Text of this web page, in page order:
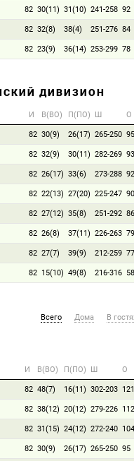
82 30(11) 31(10) 241-258 92
82 32(8) 38(4) 251-276 84
82 23(9) 36(14) 253-299 78
ДИВИЗИОН
И В(ВО) П(ПО) Ш О
82 30(9) 26(17) 265-250 95
82 32(9) 30(11) 282-269 93
82 26(17) 33(6) 273-288 92
82 22(13) 27(20) 225-247 90
82 27(12) 35(8) 251-292 86
82 26(8) 37(11) 226-263 79
82 27(7) 39(9) 212-259 77
82 15(10) 49(8) 216-316 58
Всего Дома В
И В(ВО) П(ПО) Ш О
82 48(7) 16(11) 302-203 121
82 38(12) 20(12) 279-226 112
82 31(15) 24(12) 272-240 104
82 30(9) 26(17) 265-250 95